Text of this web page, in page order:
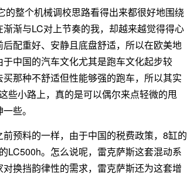
整个机械调校思路看得出来都很好地围绕
渐与LC对上节奏的我，却越来越觉得得心
配重好、安静且底盘舒适，所以在欧美地
中国的汽车文化尤其是跑车文化起步较
那种不舒适但性能够强的跑车，所以其实
些小路上，真的是可以偶尔来点轻微的甩
些。
预料的一样，由于中国的税费政策，8缸的
LC500h。怎么说呢，雷克萨斯这套混动系
换挡韵律性的需求，雷克萨斯还为这套增